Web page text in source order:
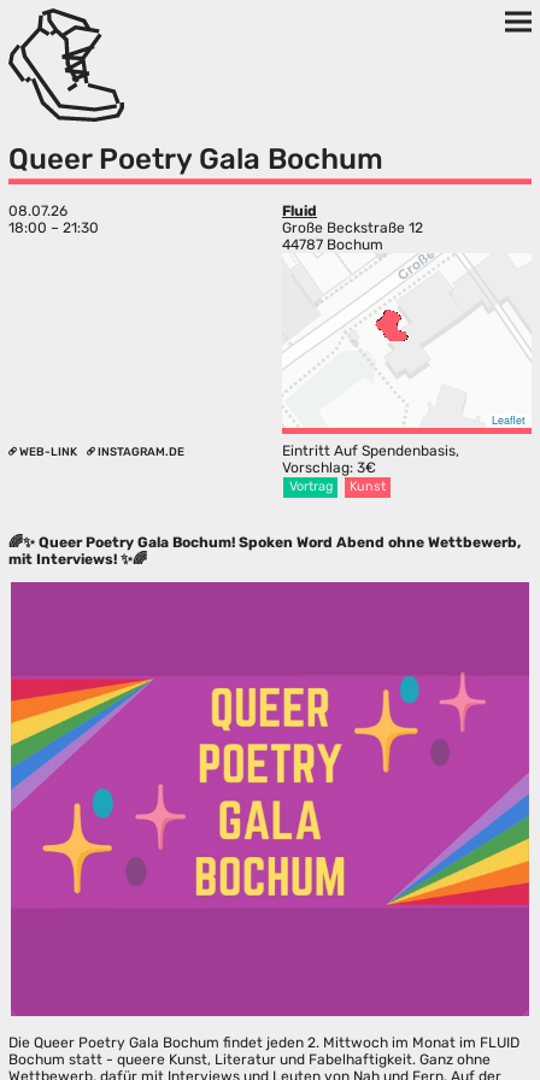
Queer Poetry Gala Bochum
08.07.26
18:00 – 21:30
Fluid
Große Beckstraße 12
44787 Bochum
Leaflet
WEB-LINK INSTAGRAM.DE
Eintritt Auf Spendenbasis,
Vorschlag: 3€
Vortrag Kunst
🌈✨ Queer Poetry Gala Bochum! Spoken Word Abend ohne Wettbewerb,
mit Interviews! ✨🌈
Die Queer Poetry Gala Bochum findet jeden 2. Mittwoch im Monat im FLUID
Bochum statt - queere Kunst, Literatur und Fabelhaftigkeit. Ganz ohne
Wettbewerb, dafür mit Interviews und Leuten von Nah und Fern. Auf der